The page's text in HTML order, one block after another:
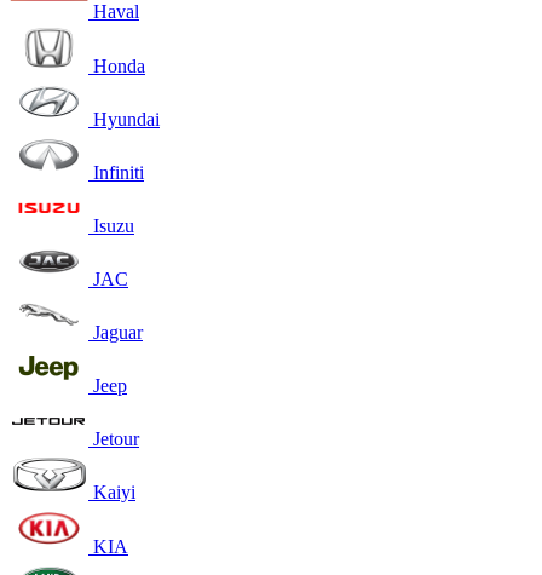
Haval
Honda
Hyundai
Infiniti
Isuzu
JAC
Jaguar
Jeep
Jetour
Kaiyi
KIA